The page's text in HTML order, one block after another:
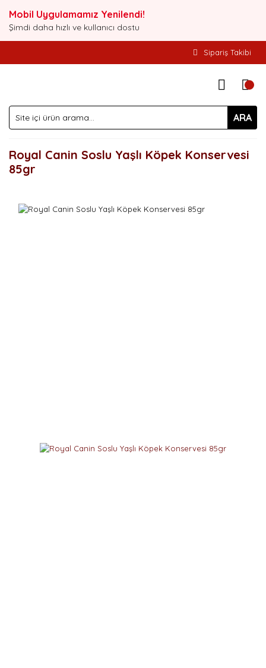
Mobil Uygulamamız Yenilendi!
Şimdi daha hızlı ve kullanıcı dostu
Sipariş Takibi
ARA
Royal Canin Soslu Yaşlı Köpek Konservesi
85gr